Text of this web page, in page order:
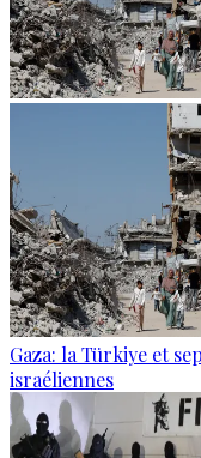
Gaza: la Türkiye et
israéliennes